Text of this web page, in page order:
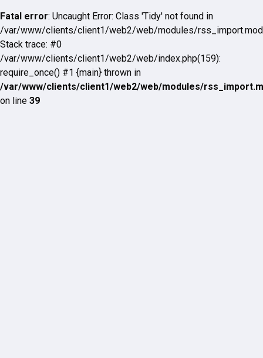
Fatal error: Uncaught Error: Class 'Tidy' not found in
/var/www/clients/client1/web2/web/modules/
Stack trace: #0
/var/www/clients/client1/web2/web/index.php(159):
require_once() #1 {main} thrown in
/var/www/clients/client1/web2/web/modules/
on line 39